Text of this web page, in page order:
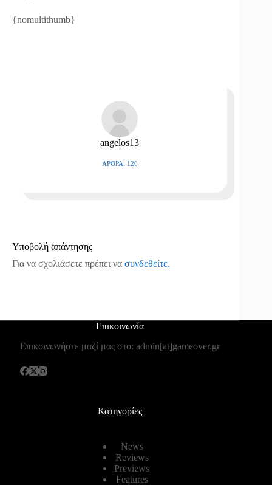
{nomultithumb}
angelos13
ΆΡΘΡΑ: 120
Υποβολή απάντησης
Για να σχολιάσετε πρέπει να συνδεθείτε.
Επικοινωνία
Επικοινωνήστε μαζί μας στο: admin[at]gameover.gr
Κατηγορίες
News
Reviews
Previews
Features